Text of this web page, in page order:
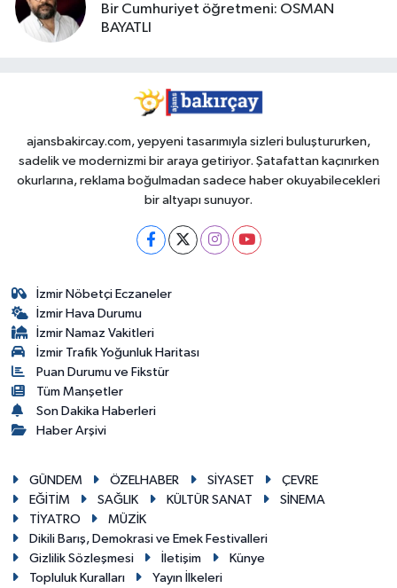
Bir Cumhuriyet öğretmeni: OSMAN
BAYATLI
ajansbakircay.com, yepyeni tasarımıyla sizleri buluştururken,
sadelik ve modernizmi bir araya getiriyor. Şatafattan kaçınırken
okurlarına, reklama boğulmadan sadece haber okuyabilecekleri
bir altyapı sunuyor.
İzmir Nöbetçi Eczaneler
İzmir Hava Durumu
İzmir Namaz Vakitleri
İzmir Trafik Yoğunluk Haritası
Puan Durumu ve Fikstür
Tüm Manşetler
Son Dakika Haberleri
Haber Arşivi
GÜNDEM ÖZELHABER SİYASET
ÇEVRE
EĞİTİM
SAĞLIK KÜLTÜR SANAT
SİNEMA
TİYATRO
MÜZİK
Dikili Barış, Demokrasi ve Emek Festivalleri
Gizlilik Sözleşmesi
İletişim
Künye
Topluluk Kuralları
Yayın İlkeleri